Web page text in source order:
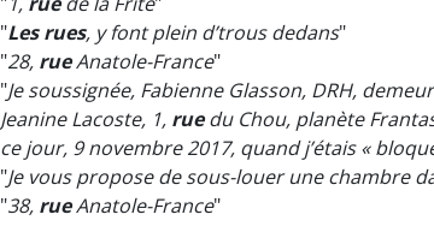
"Les rues, y font plein d’trous dedans"
"28, rueAnatole-France"
"Je soussignée, Fabienne Glasson, DRH,
Jeanine Lacoste, 1, ruedu Chou, planète
ce jour, 9 novembre 2017, quand j’étais «
"Je vous propose de sous-louer une chambre
"38, rueAnatole-France"